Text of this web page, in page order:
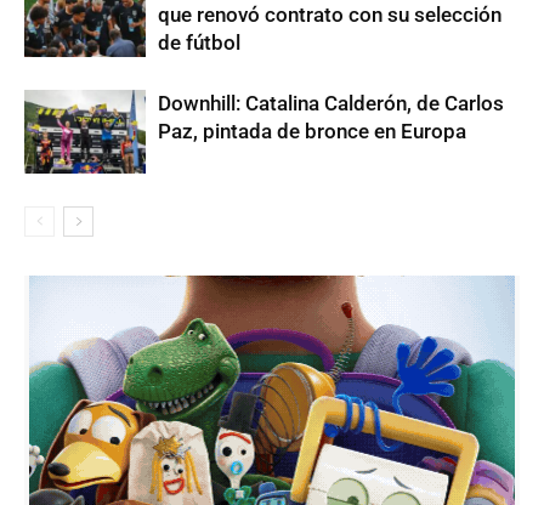
que renovó contrato con su selección
de fútbol
Downhill: Catalina Calderón, de Carlos
Paz, pintada de bronce en Europa